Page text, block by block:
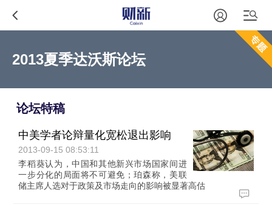
2013夏季达沃斯论坛
论坛特稿
中美学者论辩量化宽松退出影响
2013-09-15 08:53:11
李稻葵认为，中国和其他新兴市场国家间进
一步分化的局面将不可避免；珀森称，美联
储主席人选对于政策及市场走向的影响被显著高估